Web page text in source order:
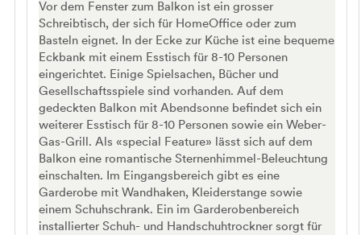
Vor dem Fenster zum Balkon ist ein grosser
Schreibtisch, der sich für HomeOffice oder zum
Basteln eignet. In der Ecke zur Küche ist eine bequeme
Eckbank mit einem Esstisch für 8-10 Personen
eingerichtet. Einige Spielsachen, Bücher und
Gesellschaftsspiele sind vorhanden. Auf dem
gedeckten Balkon mit Abendsonne befindet sich ein
weiterer Esstisch für 8-10 Personen sowie ein Weber-
Gas-Grill. Als «special Feature» lässt sich auf dem
Balkon eine romantische Sternenhimmel-Beleuchtung
einschalten. Im Eingangsbereich gibt es eine
Garderobe mit Wandhaken, Kleiderstange sowie
einem Schuhschrank. Ein im Garderobenbereich
installierter Schuh- und Handschuhtrockner sorgt für